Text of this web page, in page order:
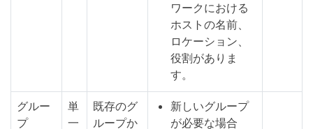
ワークにおける
ホストの名前、
ロケーション、
役割がありま
す。
グルー
プ
単
一
既存のグ
ループか
新しいグループ
が必要な場合